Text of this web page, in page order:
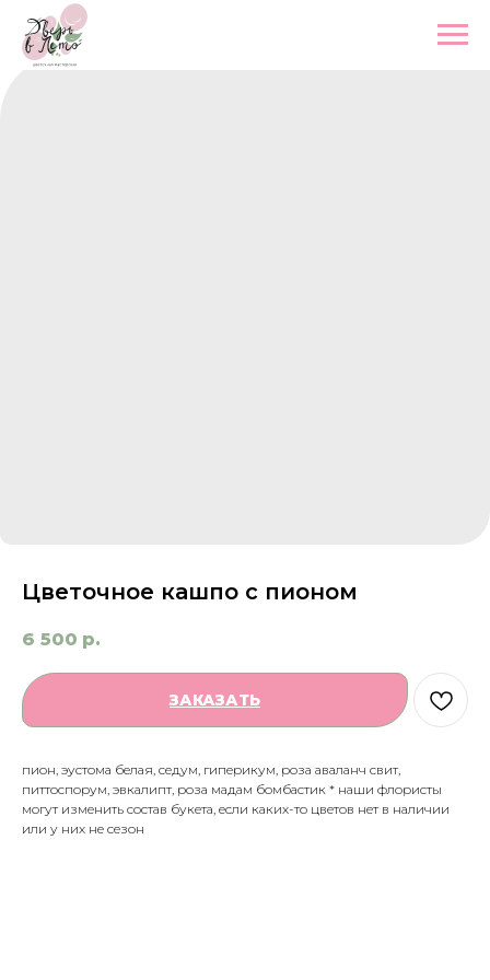
Цветочное кашпо с пионом
6 500 р.
ЗАКАЗАТЬ
пион, эустома белая, седум, гиперикум, роза аваланч свит,
питтоспорум, эвкалипт, роза мадам бомбастик * наши флористы
могут изменить состав букета, если каких-то цветов нет в наличии
или у них не сезон